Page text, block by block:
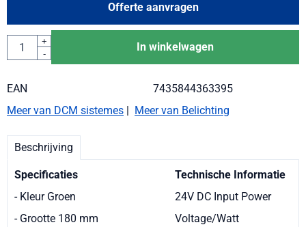
Offerte aanvragen
Aantal
+
-
In winkelwagen
EAN
7435844363395
Meer van DCM sistemes
Meer van Belichting
Beschrijving
Specificaties
- Kleur Groen
- Grootte 180 mm
Technische Informatie
24V DC Input Power
Voltage/Watt